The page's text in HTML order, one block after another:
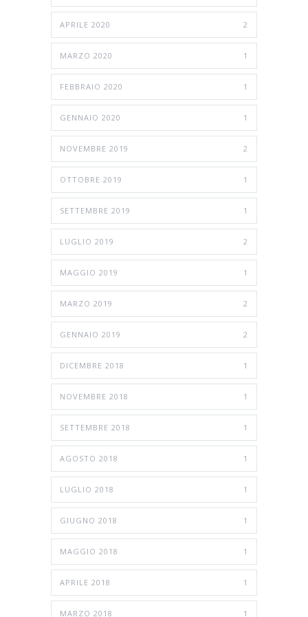
APRILE 2020 2
MARZO 2020 1
FEBBRAIO 2020 1
GENNAIO 2020 1
NOVEMBRE 2019 2
OTTOBRE 2019 1
SETTEMBRE 2019 1
LUGLIO 2019 2
MAGGIO 2019 1
MARZO 2019 2
GENNAIO 2019 2
DICEMBRE 2018 1
NOVEMBRE 2018 1
SETTEMBRE 2018 1
AGOSTO 2018 1
LUGLIO 2018 1
GIUGNO 2018 1
MAGGIO 2018 1
APRILE 2018 1
MARZO 2018 1